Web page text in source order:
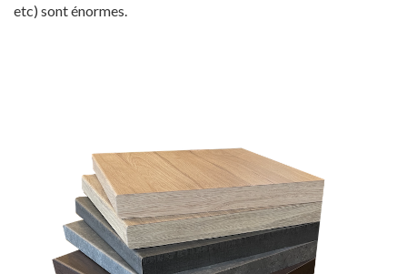
etc) sont énormes.